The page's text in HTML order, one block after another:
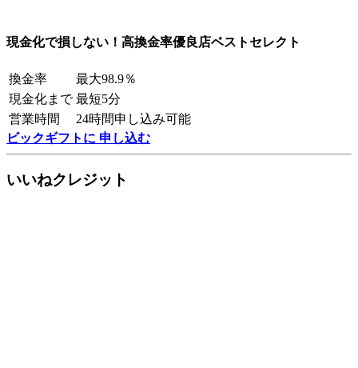
現金化で損しない！高換金率優良店ベストセレクト
換金率
最大98.9％
現金化まで 最短5分
営業時間
24時間申し込み可能
ビックギフトに 申し込む
いいねクレジット